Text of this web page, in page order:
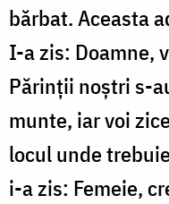
bărbat. Aceasta
I-a zis: Doamne,
Părinții noștri s-
munte, iar voi
locul unde
i-a zis: Femeie,